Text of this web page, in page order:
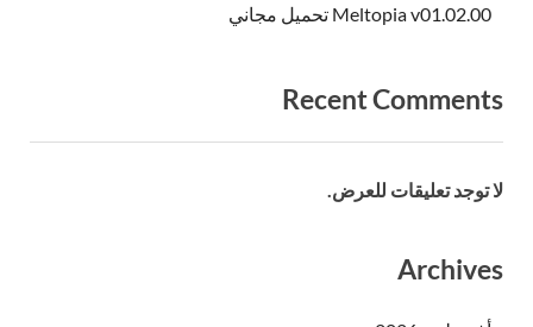
Meltopia v01.02.00 تحميل مجاني
Recent Comments
لا توجد تعليقات للعرض.
Archives